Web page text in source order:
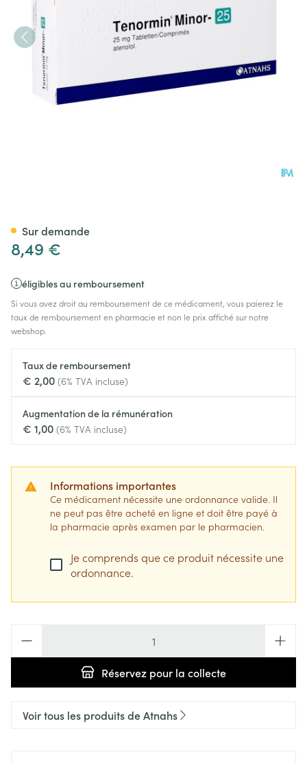
8,49 €
éligibles au remboursement
Si vous avez droit au remboursement de ce médicament, vous paierez le
taux de remboursement en pharmacie et non le prix affiché sur notre
webshop.
Taux de remboursement
€ 2,00 (6% TVA incluse)
Augmentation de la rémunération
€ 1,00 (6% TVA incluse)
Informations importantes
Ce médicament nécessite une ordonnance valide. Il
ne peut pas être acheté en ligne et doit être payé à
la pharmacie après examen par le pharmacien.
Je comprends que ce produit nécessite une
ordonnance.
Réservez pour la collecte
Sur demande
Voir tous les produits de Atnahs